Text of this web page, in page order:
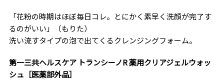
「花粉の時期はほぼ毎日コレ。とにかく素早く洗顔が完了す
るのがいい」（もりた）
洗い流すタイプの泡で出てくるクレンジングフォーム。
第一三共ヘルスケア トランシーノR 薬用クリアジェルウォッ
シュ［医薬部外品］